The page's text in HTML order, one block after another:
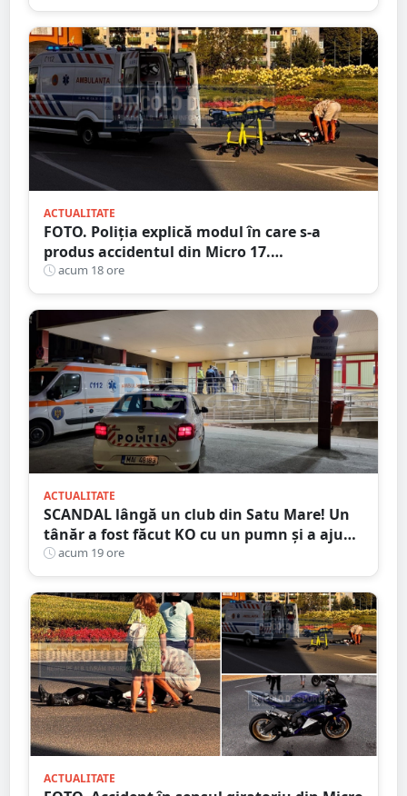
ACTUALITATE
FOTO. Poliția explică modul în care s-a
produs accidentul din Micro 17.
Motociclistul a ajuns la Urgență
acum 18 ore
ACTUALITATE
SCANDAL lângă un club din Satu Mare! Un
tânăr a fost făcut KO cu un pumn și a ajuns
la spital. Agresorul, reținut
acum 19 ore
ACTUALITATE